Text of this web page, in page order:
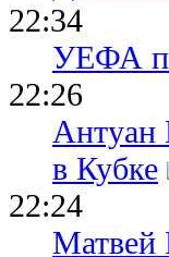
22:34
УЕФА
22:26
Антуан
в Кубке
22:24
Матвей